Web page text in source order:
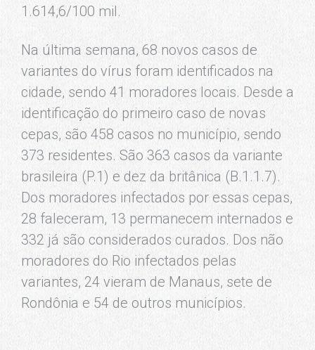
1.614,6/100 mil.
Na última semana, 68 novos casos de
variantes do vírus foram identificados na
cidade, sendo 41 moradores locais. Desde a
identificação do primeiro caso de novas
cepas, são 458 casos no município, sendo
373 residentes. São 363 casos da variante
brasileira (P.1) e dez da britânica (B.1.1.7).
Dos moradores infectados por essas cepas,
28 faleceram, 13 permanecem internados e
332 já são considerados curados. Dos não
moradores do Rio infectados pelas
variantes, 24 vieram de Manaus, sete de
Rondônia e 54 de outros municípios.